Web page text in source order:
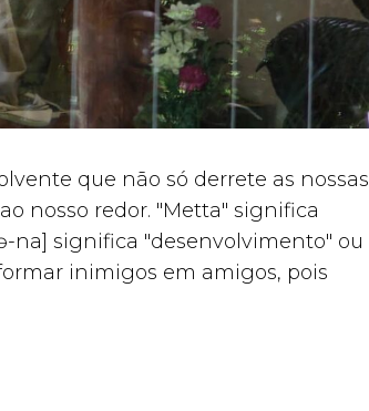
que não só derrete as nossas
nosso redor. "Metta" significa
na] significa "desenvolvimento" ou
inimigos em amigos, pois